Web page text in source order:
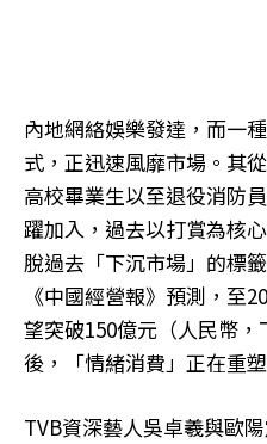
內地網絡娛樂發達，而一
式，正迅速風靡市場。其
高校畢業生以至退役消防
躍加入，過去以打賞為核
脫過去「下沉市場」的標
《中國經營報》預測，至
望突破150億元（人民幣
後，「情緒消費」正在重
TVB資深藝人吳卓羲與歐